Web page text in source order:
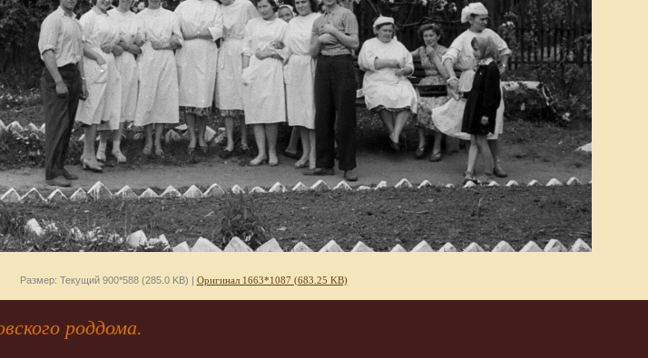
Размер: Текущий 900*588 (285.0 KB) | Оригинал 1663*1087 (683.25 KB)
роддома.